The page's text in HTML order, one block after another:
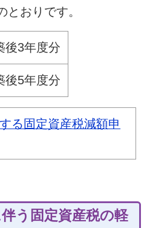
おりです。
後3年度分
後5年度分
る固定資産税減額申
う固定資産税の軽